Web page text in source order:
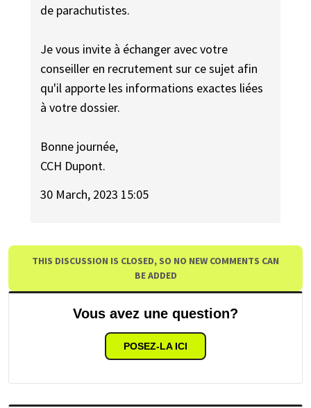
de parachutistes.
Je vous invite à échanger avec votre
conseiller en recrutement sur ce sujet afin
qu'il apporte les informations exactes liées
à votre dossier.
Bonne journée,
CCH Dupont.
30 March, 2023 15:05
THIS DISCUSSION IS CLOSED, SO NO NEW COMMENTS CAN
BE ADDED
Vous avez une question?
POSEZ-LA ICI